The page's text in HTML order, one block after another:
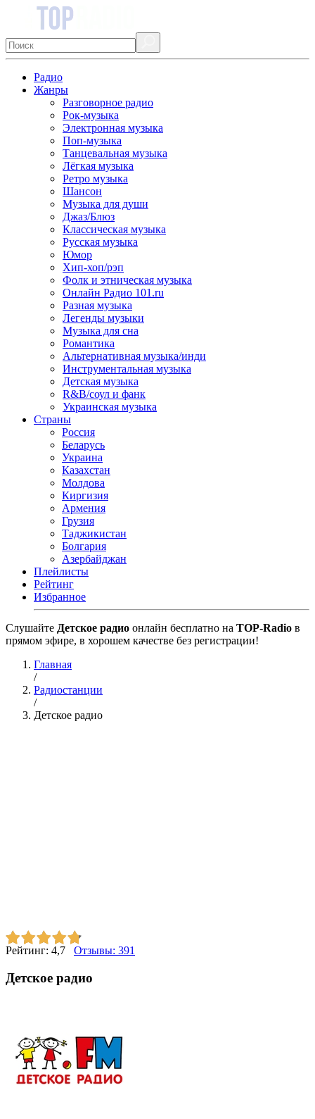
Радио
Жанры
Разговорное радио
Рок-музыка
Электронная музыка
Поп-музыка
Танцевальная музыка
Лёгкая музыка
Ретро музыка
Шансон
Музыка для души
Джаз/Блюз
Классическая музыка
Русская музыка
Юмор
Хип-хоп/рэп
Фолк и этническая музыка
Онлайн Радио 101.ru
Разная музыка
Легенды музыки
Музыка для сна
Романтика
Альтернативная музыка/инди
Инструментальная музыка
Детская музыка
R&B/cоул и фанк
Украинская музыка
Страны
Россия
Беларусь
Украина
Казахстан
Молдова
Киргизия
Армения
Грузия
Таджикистан
Болгария
Азербайджан
Плейлисты
Рейтинг
Избранное
Cлушайте Детское радио онлайн бесплатно на TOP-Radio в
прямом эфире, в хорошем качестве без регистрации!
Главная
/
Радиостанции
/
Детское радио
Рейтинг: 4,7 Отзывы: 391
Детское радио